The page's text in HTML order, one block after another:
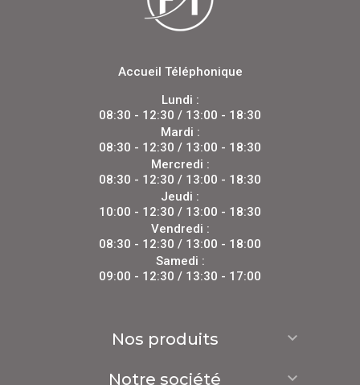
Accueil Téléphonique
Lundi :
08:30 - 12:30 / 13:00 - 18:30
Mardi :
08:30 - 12:30 / 13:00 - 18:30
Mercredi :
08:30 - 12:30 / 13:00 - 18:30
Jeudi :
10:00 - 12:30 / 13:00 - 18:30
Vendredi :
08:30 - 12:30 / 13:00 - 18:00
Samedi :
09:00 - 12:30 / 13:30 - 17:00
Nos produits 
Notre société 